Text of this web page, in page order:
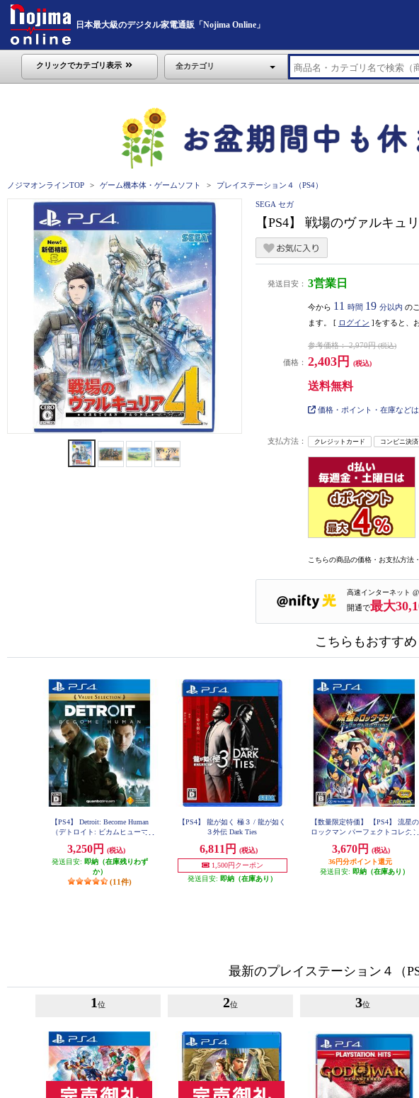
日本最大級のデジタル家電通販「Nojima Online」
クリックでカテゴリ表示 全カテゴリ
ノジマオンラインTOP ゲーム機本体・ゲームソフト プレイステーション４（PS4）
SEGA セガ
【PS4】 戦場のヴァルキュ
発送目安： 3営業日
今から 11 時間 19 分以内 の
ます。 [ ログイン ]をすると、
価格：
参考価格： 2,970円(税込)
2,403円 (税込)
送料無料
価格・ポイント・在庫など
支払方法： クレジットカード コンビニ決済
こちらの商品の価格・お支払方法
高速インターネット
開通で最大
こちらもおすすめ
【PS4】 Detroit: Become Human
（デトロイト: ビカムヒューマ
3,250円
(税込)
発送目安: 即納（在庫残りわず
か）
(11件)
【PS4】 龍が如く 極３ / 龍が如く
３外伝 Dark Ties
6,811円
(税込)
1,500円クーポン
発送目安: 即納（在庫あり）
【数量限定特価】 【PS4】 流星の
ロックマン パーフェクトコレクシ
3,670円
(税込)
36円分ポイント還元
発送目安: 即納（在庫あり）
最新のプレイステーション４（
1 位 2位 3位